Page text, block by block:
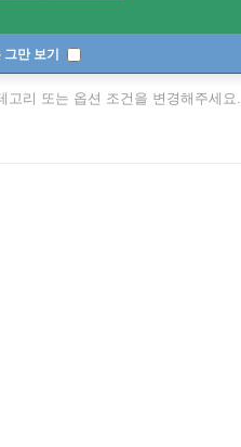
그만 보기
되는 상품이 없습니다.
고리 또는 옵션 조건을 변경해주세요.